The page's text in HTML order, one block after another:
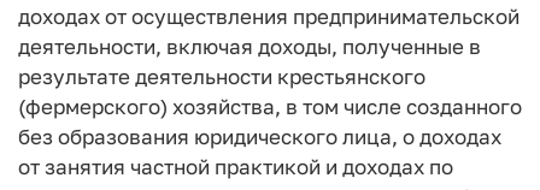
доходах от осуществления предпринимательской
деятельности, включая доходы, полученные в
результате деятельности крестьянского
(фермерского) хозяйства, в том числе созданного
без образования юридического лица, о доходах
от занятия частной практикой и доходах по